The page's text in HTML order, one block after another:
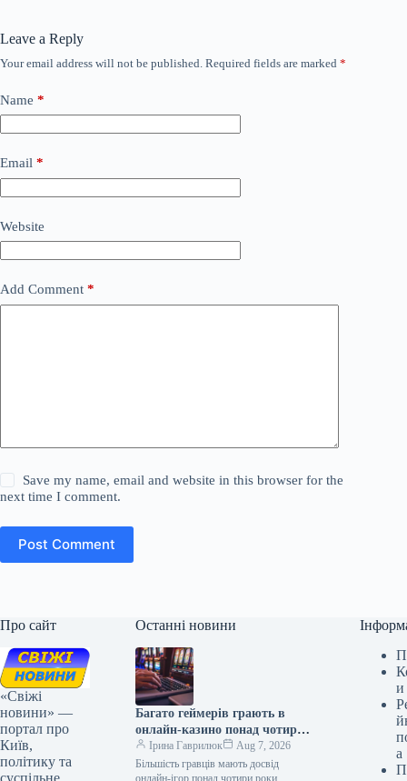
Leave a Reply
Your email address will not be published. Required fields are marked *
Name *
Email *
Website
Add Comment *
Save my name, email and website in this browser for the
next time I comment.
Post Comment
Про сайт
«Свіжі
новини» —
портал про
Київ,
політику та
суспільне
Останні новини
Багато геймерів грають в
онлайн-казино понад чотири
рокиІрина Гаврилюк
Aug 7, 2026
Більшість гравців мають досвід
онлайн-ігор понад чотири роки
и
а